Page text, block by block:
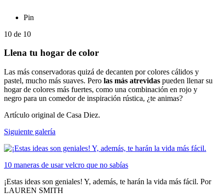
Pin
10 de 10
Llena tu hogar de color
Las más conservadoras quizá de decanten por colores cálidos y
pastel, mucho más suaves. Pero las más atrevidas pueden llenar su
hogar de colores más fuertes, como una combinación en rojo y
negro para un comedor de inspiración rústica, ¿te animas?
Artículo original de Casa Diez.
Siguiente galería
10 maneras de usar velcro que no sabías
¡Estas ideas son geniales! Y, además, te harán la vida más fácil. Por
LAUREN SMITH